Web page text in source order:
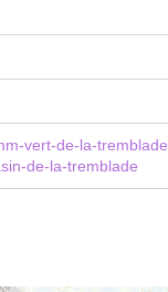
vert-de-la-tremblade
de-la-tremblade